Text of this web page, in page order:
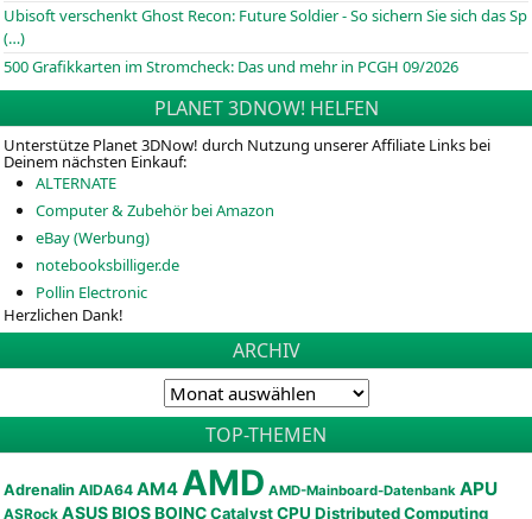
Ubisoft verschenkt Ghost Recon: Future Soldier - So sichern Sie sich das Sp
(…)
500 Grafikkarten im Stromcheck: Das und mehr in PCGH 09/2026
PLANET 3DNOW! HELFEN
Unterstütze Planet 3DNow! durch Nutzung unserer Affiliate Links bei
Deinem nächsten Einkauf:
ALTERNATE
Computer & Zubehör bei Amazon
eBay (Werbung)
notebooksbilliger.de
Pollin Electronic
Herzlichen Dank!
ARCHIV
TOP-THEMEN
Adrenalin AIDA64 AM4AMD AMD-Mainboard-Datenbank APU
ASRock ASUSBIOSBOINC Catalyst CPU Distributed Computing